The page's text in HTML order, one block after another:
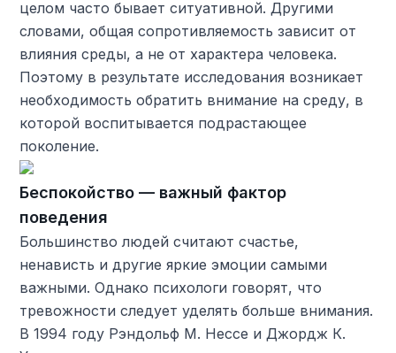
целом часто бывает ситуативной. Другими
словами, общая сопротивляемость зависит от
влияния среды, а не от характера человека.
Поэтому в результате исследования возникает
необходимость обратить внимание на среду, в
которой воспитывается подрастающее
поколение.
Беспокойство — важный фактор
поведения
Большинство людей считают счастье,
ненависть и другие яркие эмоции самыми
важными. Однако психологи говорят, что
тревожности следует уделять больше внимания.
В 1994 году Рэндольф М. Нессе и Джордж К.